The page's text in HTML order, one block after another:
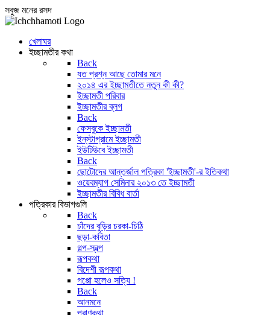
সবুজ মনের রসদ
খেলাঘর
ইচ্ছামতীর কথা
Back
যত প্রশ্ন আছে তোমার মনে
২০১৪ এর ইচ্ছামতীতে নতুন কী কী?
ইচ্ছামতী পরিবার
ইচ্ছামতীর ব্লগ
Back
ফেসবুকে ইচ্ছামতী
ইন্‌স্টাগ্রামে ইচ্ছামতী
ইউটিউবে ইচ্ছামতী
Back
ছোটোদের আন্তর্জাল পত্রিকা 'ইচ্ছামতী'-র ইতিকথা
ওয়েবম্যাগ সেমিনার ২০১৩ তে ইচ্ছামতী
ইচ্ছামতীর বিবিধ বার্তা
পত্রিকার বিভাগগুলি
Back
চাঁদের বুড়ির চরকা-চিঠি
ছড়া-কবিতা
গল্প-স্বল্প
রূপকথা
বিদেশী রূপকথা
গপ্পো হলেও সত্যি !
Back
আনমনে
পুরাণকথা